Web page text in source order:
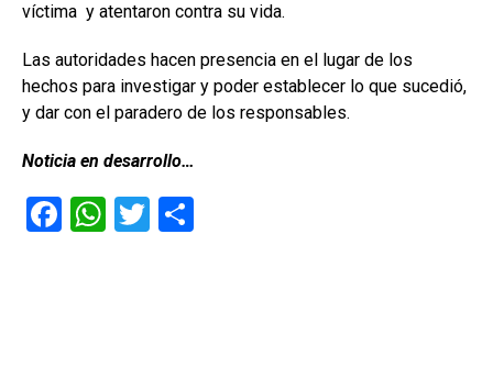
víctima y atentaron contra su vida.
Las autoridades hacen presencia en el lugar de los
hechos para investigar y poder establecer lo que sucedió,
y dar con el paradero de los responsables.
Noticia en desarrollo…
F
W T